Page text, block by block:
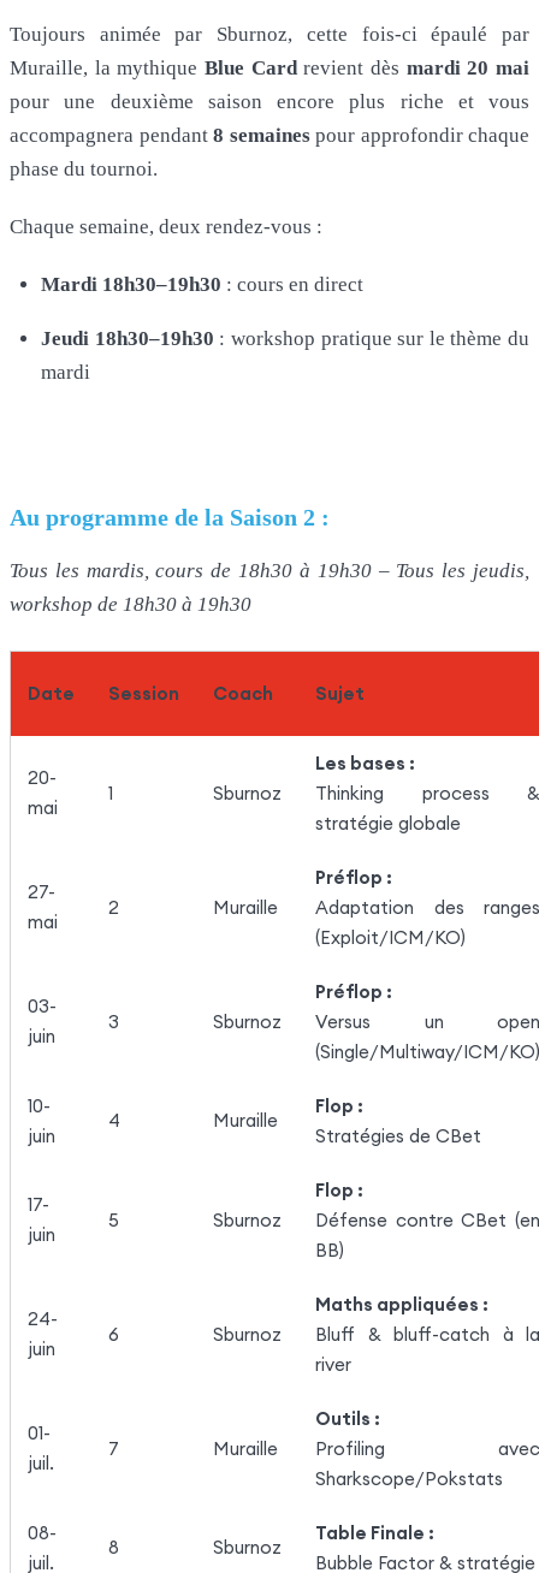
Toujours animée par Sburnoz, cette fois-ci épaulé par
Muraille, la mythique Blue Cardrevient dès mardi 20 mai
pour une deuxième saison encore plus riche et vous
accompagnera pendant 8 semainespour approfondir chaque
phase du tournoi.
Chaque semaine, deux rendez-vous :
Mardi 18h30–19h30 : cours en direct
Jeudi 18h30–19h30 : workshop pratique sur le thème du
mardi
Au programme de la Saison 2 :
Tous les mardis, cours de 18h30 à 19h30 – Tous les jeudis,
workshop de 18h30 à 19h30
Date Session Coach Sujet
20-
mai
1 Sburnoz
Les bases :
Thinking process &
stratégie globale
27-
mai
2 Muraille
Préflop :
Adaptation des ranges
(Exploit/ICM/KO)
03-
juin
3 Sburnoz
Préflop :
Versus un open
(Single/Multiway/ICM/KO)
10-
juin
4 Muraille
Flop :
Stratégies de CBet
17-
juin
5 Sburnoz
Flop :
Défense contre CBet (en
BB)
24-
juin
6 Sburnoz
Maths appliquées :
Bluff & bluff-catch à la
river
01-
juil.
7 Muraille
Outils :
Profiling avec
Sharkscope/Pokstats
08-
juil.
8 Sburnoz
Table Finale :
Bubble Factor & stratégie